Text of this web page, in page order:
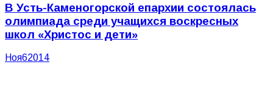
В Усть-Каменогорской епархии состоялась
олимпиада среди учащихся воскресных
школ «Христос и дети»
Ноя62014